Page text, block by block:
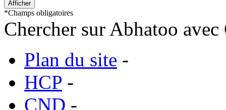
*Champs obligatoires
Chercher sur Abhatoo
Plan du site -
HCP -
CND -